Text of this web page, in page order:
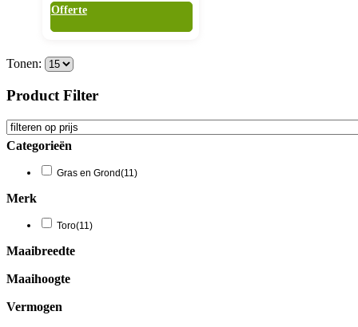
Offerte
Tonen:
Product Filter
Categorieën
Gras en Grond(11)
Merk
Toro(11)
Maaibreedte
Maaihoogte
Vermogen